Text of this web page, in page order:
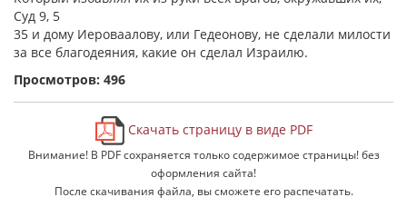
Суд 9, 5
35 и дому Иероваалову, или Гедеонову, не сделали милости
за все благодеяния, какие он сделал Израилю.
Просмотров: 496
Скачать страницу в виде PDF
Внимание! В PDF сохраняется только содержимое страницы! без
оформления сайта!
После скачивания файла, вы сможете его распечатать.